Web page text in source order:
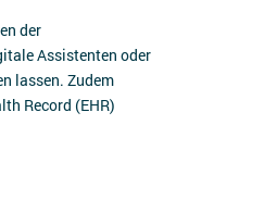
der
Assistenten oder
lassen. Zudem
Record (EHR)